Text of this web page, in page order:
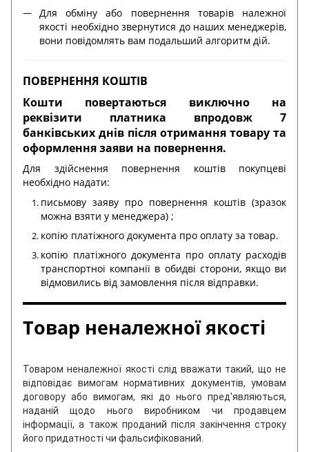
Для обміну або повернення товарів належної
якості необхідно звернутися до наших менеджерів,
вони повідомлять вам подальший алгоритм дій.
ПОВЕРНЕННЯ КОШТІВ
Кошти повертаються виключно на
реквізити платника впродовж 7
банківських днів після отримання товару та
оформлення заяви на повернення.
Для здійснення повернення коштів покупцеві
необхідно надати:
письмову заяву про повернення коштів (зразок
можна взяти у менеджера) ;
копію платіжного документа про оплату за товар.
копію платіжного документа про оплату расходів
транспортної компанії в обидві сторони, якщо ви
відмовились від замовлення після відправки.
Товар неналежної якості
Товаром неналежної якості слід вважати такий, що не
відповідає вимогам нормативних документів, умовам
договору або вимогам, які до нього пред'являються,
наданій щодо нього виробником чи продавцем
інформації, а також проданий після закінчення строку
його придатності чи фальсифікований.